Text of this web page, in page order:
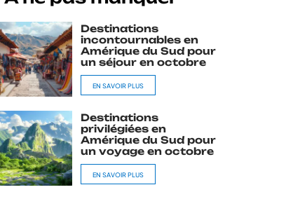
Destinations
incontournables en
Amérique du Sud pour
un séjour en octobre
EN SAVOIR PLUS
Destinations
privilégiées en
Amérique du Sud pour
un voyage en octobre
EN SAVOIR PLUS